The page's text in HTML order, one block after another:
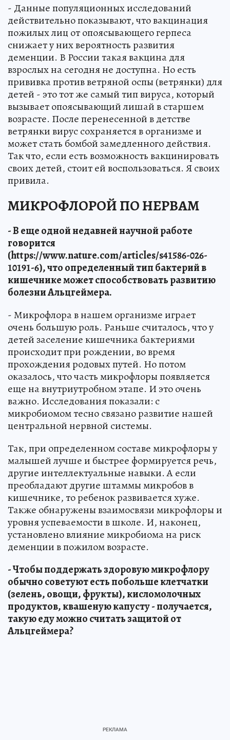
- Данные популяционных исследований
действительно показывают, что вакцинация
пожилых лиц от опоясывающего герпеса
снижает у них вероятность развития
деменции. В России такая вакцина для
взрослых на сегодня не доступна. Но есть
прививка против ветряной оспы (ветрянки) для
детей - это тот же самый тип вируса, который
вызывает опоясывающий лишай в старшем
возрасте. После перенесенной в детстве
ветрянки вирус сохраняется в организме и
может стать бомбой замедленного действия.
Так что, если есть возможность вакцинировать
своих детей, стоит ей воспользоваться. Я своих
привила.
МИКРОФЛОРОЙ ПО НЕРВАМ
- В еще одной недавней научной работе
говорится
(https://www.nature.com/articles/s41586-026-
10191-6), что определенный тип бактерий в
кишечнике может способствовать развитию
болезни Альцгеймера.
- Микрофлора в нашем организме играет
очень большую роль. Раньше считалось, что у
детей заселение кишечника бактериями
происходит при рождении, во время
прохождения родовых путей. Но потом
оказалось, что часть микрофлоры появляется
еще на внутриутробном этапе. И это очень
важно. Исследования показали: с
микробиомом тесно связано развитие нашей
центральной нервной системы.
Так, при определенном составе микрофлоры у
малышей лучше и быстрее формируется речь,
другие интеллектуальные навыки. А если
преобладают другие штаммы микробов в
кишечнике, то ребенок развивается хуже.
Также обнаружены взаимосвязи микрофлоры и
уровня успеваемости в школе. И, наконец,
установлено влияние микробиома на риск
деменции в пожилом возрасте.
- Чтобы поддержать здоровую микрофлору
обычно советуют есть побольше клетчатки
(зелень, овощи, фрукты), кисломолочных
продуктов, квашеную капусту - получается,
такую еду можно считать защитой от
Альцгеймера?